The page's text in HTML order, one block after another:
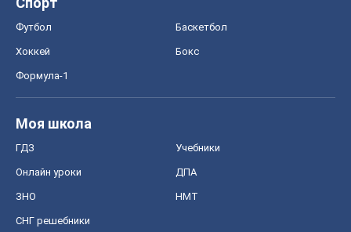
Футбол Баскетбол
Хоккей Бокс
Формула-1
Моя школа
ГДЗ Учебники
Онлайн уроки ДПА
ЗНО НМТ
СНГ решебники